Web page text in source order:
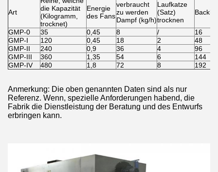
Art
die Kapazität
(Kilogramm,
trocknet)
Energie
des Fans
verbraucht
zu werden
Dampf (kg/h)
Laufkatze
(Satz)
trocknen
GMP-0 35 0,45 8 /
16
GMP-I
120 0,45 18 2
48
GMP-II
240 0,9 36 4
96
GMP-III
360 1,35 54 6
144
GMP-IV
480 1,8 72 8 192
Anmerkung: Die oben genannten Daten sind als nur
Referenz. Wenn, spezielle Anforderungen habend, die
Fabrik die Dienstleistung der Beratung und des Entwurfs
erbringen kann.